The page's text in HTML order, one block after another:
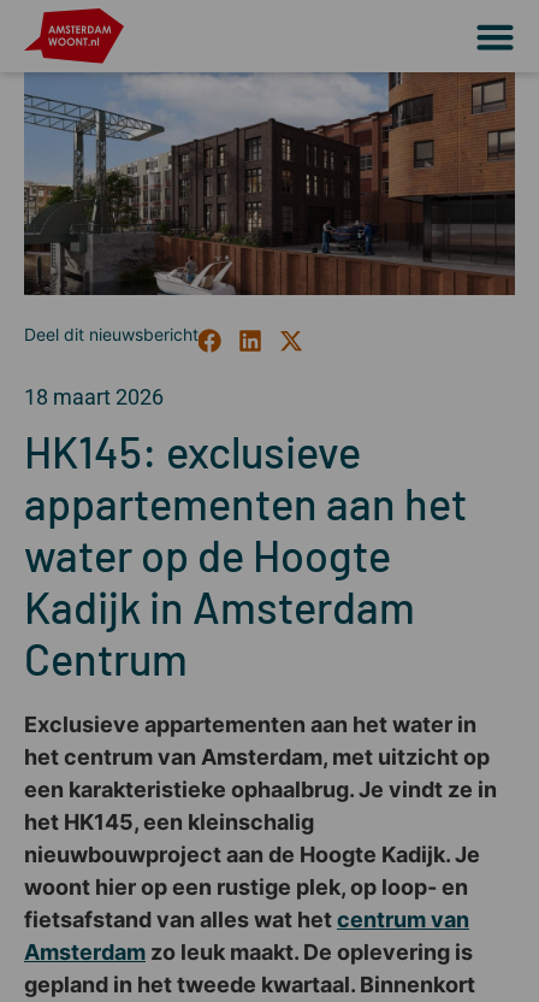
18 maart 2026
HK145: exclusieve
appartementen aan het
water op de Hoogte
Kadijk in Amsterdam
Centrum
Exclusieve appartementen aan het water in
het centrum van Amsterdam, met uitzicht op
een karakteristieke ophaalbrug. Je vindt ze in
het HK145, een kleinschalig
nieuwbouwproject aan de Hoogte Kadijk. Je
woont hier op een rustige plek, op loop- en
fietsafstand van alles wat hetcentrum van
Amsterdam zo leuk maakt. De oplevering is
gepland in het tweede kwartaal. Binnenkort